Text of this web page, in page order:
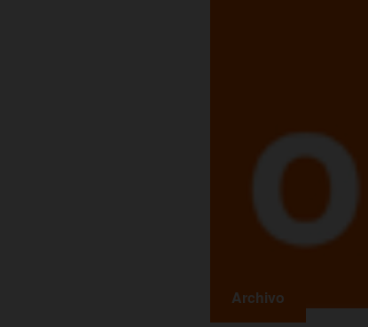
Archivo